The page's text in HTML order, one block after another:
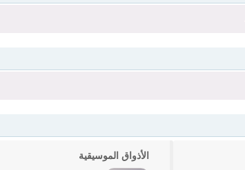
الأذواق الموسيقية